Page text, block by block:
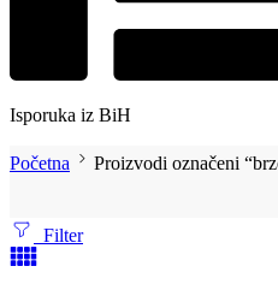
Isporuka iz BiH
Početna Proizvodi označeni
Filter